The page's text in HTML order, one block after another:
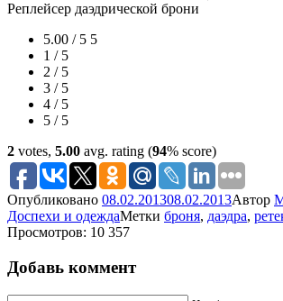
Реплейсер даэдрической брони
5.00 / 5 5
1 / 5
2 / 5
3 / 5
4 / 5
5 / 5
2 votes, 5.00 avg. rating (94% score)
Опубликовано 08.02.201308.02.2013Автор
Доспехи и одеждаМетки броня, даэдра,
Просмотров: 10 357
Добавь коммент